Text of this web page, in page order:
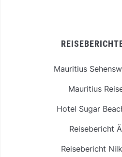
Mauritius
Mauritius
Hotel Sugar
Reisebericht
Reisebericht